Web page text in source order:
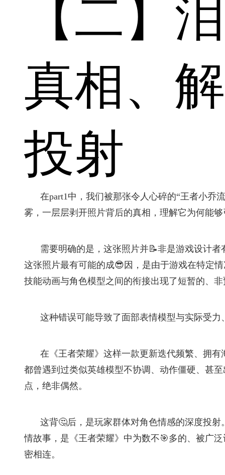
【二】
真相、
投射
在part1中，我们被那张令人心碎的“王者小乔
雾，一层层剥开照片背后的真相，理解它为何能
需要明确的是，这张照片并📝非是游戏设计
这张照片最有可能的成😎因，是由于游戏在特定
技能动画与角色模型之间的衔接出现了短暂的、
这种错误可能导致了面部表情模型与实际受
在《王者荣耀》这样一款更新迭代频繁、拥
都曾遇到过类似英雄模型不协调、动作僵硬、甚
点，绝非偶然。
这背🤔后，是玩家群体对角色情感的深度投
情故事，是《王者荣耀》中为数不🎯多的、被广
密相连。